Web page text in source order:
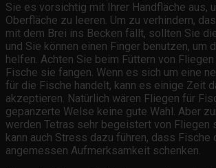
Sie es vorsichtig mit Ihrer Handfläche aus,
Oberfläche zu leeren. Um zu verhindern,
mit dem Brei ins Becken fällt, sollten Sie
und Sie können einen Finger benutzen, um
helfen. Achten Sie beim Füttern von
Fische sie fangen. Wenn es sich um eine
für die Fische handelt, kann es einige Zeit
akzeptieren. Natürlich wären Fliegen für
gepanzerte Welse keine gute Wahl. Aber
werden Tetras sehr begeistert von Fliegen
kann auch Stress dazu führen, dass Fische
angemessen Aufmerksamkeit schenken.